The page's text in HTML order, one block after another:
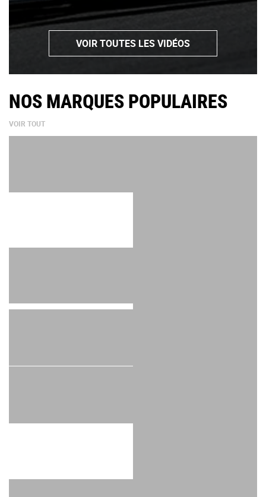
VOIR TOUTES LES VIDÉOS
NOS MARQUES POPULAIRES
VOIR TOUT